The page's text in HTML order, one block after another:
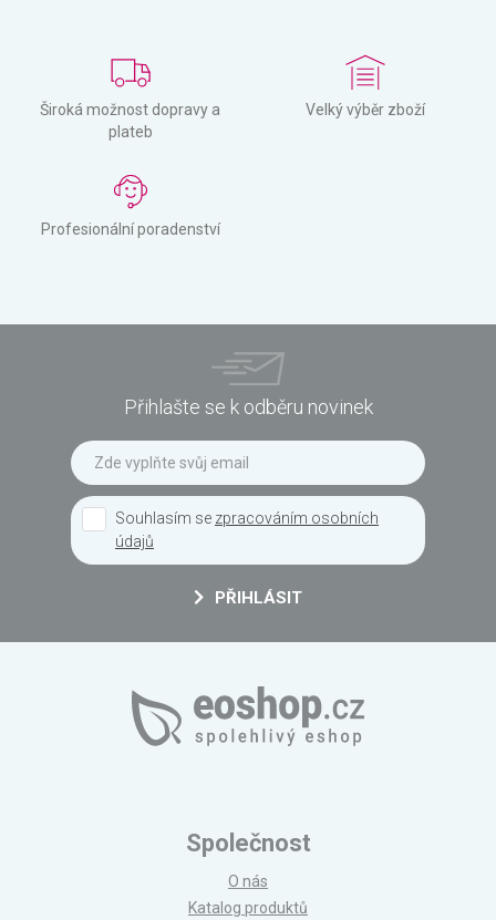
Široká možnost dopravy a
plateb
Velký výběr zboží
Profesionální poradenství
Přihlašte se k odběru novinek
Souhlasím se zpracováním osobních
údajů
PŘIHLÁSIT
Společnost
O nás
Katalog produktů